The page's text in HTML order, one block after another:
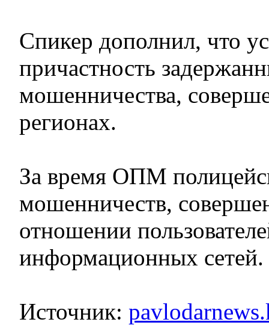
Спикер дополнил, что
причастность
мошенничества,
регионах.
За время ОПМ
мошенничеств,
отношении
информационных сетей.
Источник: